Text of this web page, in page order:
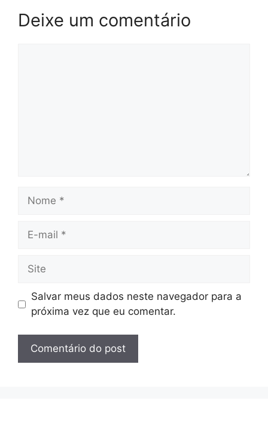
Deixe um comentário
Nome
Site
Salvar meus dados neste navegador para a
próxima vez que eu comentar.